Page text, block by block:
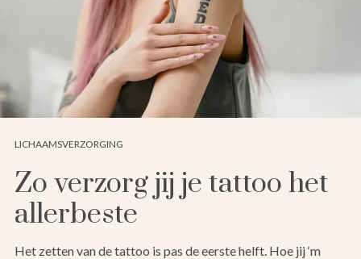
LICHAAMSVERZORGING
Zo verzorg jij je tattoo het
allerbeste
Het zetten van de tattoo is pas de eerste helft. Hoe jij ‘m